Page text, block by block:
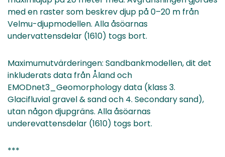
med en raster som beskrev djup på 0–20 m från
Velmu-djupmodellen. Alla åsöarnas
undervattensdelar (1610) togs bort.
Maximumutvärderingen: Sandbankmodellen, dit det
inkluderats data från Åland och
EMODnet3_Geomorphology data (klass 3.
Glacifluvial gravel & sand och 4. Secondary sand),
utan någon djupgräns. Alla åsöarnas
underevattensdelar (1610) togs bort.
***